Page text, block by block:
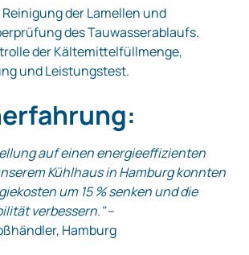
Reinigung der Lamellen und
des Tauwasserablaufs.
der Kältemittelfüllmenge,
und Leistungstest.
auf einen energieeffizienten
Kühlhaus in Hamburg konnten
um 15 % senken und die
verbessern."–
Hamburg